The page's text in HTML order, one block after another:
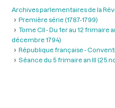
Archives parlementaires de la
Première série (1787-1799)
Tome CII - Du 1er au 12 frimaire
décembre 1794)
République française -
Séance du 5 frimaire an III (25